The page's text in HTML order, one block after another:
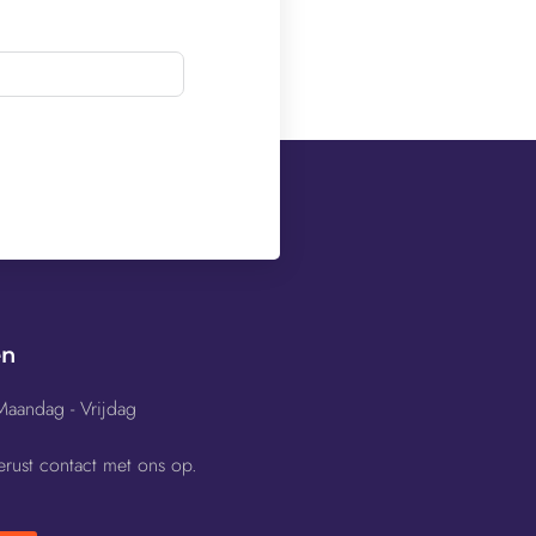
- Vrijdag
contact met ons op.